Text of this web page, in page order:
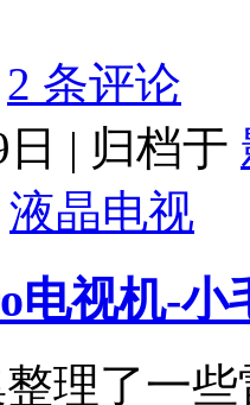
2 条评论
| 归档于
液晶电视
电视机-小
理了一